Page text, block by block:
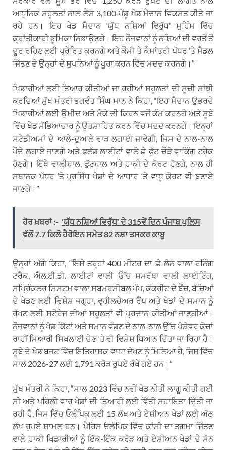
ਆਧੁਨਿਕ ਸਹੂਲਤਾਂ ਨਾਲ ਲੈਸ 3,100 ਪੇਂਡੂ ਖੇਡ ਮੈਦਾਨ ਵਿਕਸਤ ਕੀਤੇ ਜਾ
ਰਹੇ ਹਨ। ਇਹ ਖੇਡ ਮੈਦਾਨ ‘ਯੁੱਧ ਨਸ਼ਿਆਂ ਵਿਰੁੱਧ’ ਮੁਹਿੰਮ ਵਿੱਚ
ਕ੍ਰਾਂਤੀਕਾਰੀ ਭੂਮਿਕਾ ਨਿਭਾਉਣਗੇ। ਇਹ ਨੌਜਵਾਨਾਂ ਨੂੰ ਨਸ਼ਿਆਂ ਦੀ ਵਰਤੋਂ ਤੋਂ
ਦੂਰ ਰਹਿਣ ਲਈ ਪ੍ਰੇਰਿਤ ਕਰਨਗੇ ਅਤੇ ਕੌਮੀ ਤੇ ਕੌਮਾਂਤਰੀ ਪੱਧਰ ‘ਤੇ ਮੈਡਲ
ਜਿੱਤਣ ਦੇ ਉਨ੍ਹਾਂ ਦੇ ਸੁਪਨਿਆਂ ਨੂੰ ਪੂਰਾ ਕਰਨ ਵਿੱਚ ਮਦਦ ਕਰਨਗੇ।”
ਖਿਡਾਰੀਆਂ ਲਈ ਤਿਆਰ ਕੀਤੀਆਂ ਜਾ ਰਹੀਆਂ ਸਹੂਲਤਾਂ ਦੀ ਸੂਚੀ ਸਾਂਝੀ
ਕਰਦਿਆਂ ਮੁੱਖ ਮੰਤਰੀ ਭਗਵੰਤ ਸਿੰਘ ਮਾਨ ਨੇ ਕਿਹਾ, “ਇਹ ਮੈਦਾਨ ਉਭਰਦੇ
ਖਿਡਾਰੀਆਂ ਲਈ ਉਮੀਦ ਅਤੇ ਮੌਕੇ ਦੀ ਕਿਰਨ ਵਜੋਂ ਕੰਮ ਕਰਨਗੇ ਅਤੇ ਸੂਬੇ
ਵਿੱਚ ਖੇਡ ਸੱਭਿਆਚਾਰ ਨੂੰ ਉਤਸ਼ਾਹਿਤ ਕਰਨ ਵਿੱਚ ਮਦਦ ਕਰਨਗੇ। ਇਨ੍ਹਾਂ
ਸਟੇਡੀਅਮਾਂ ਦੇ ਆਲੇ-ਦੁਆਲੇ ਵਾੜ ਲਗਾਈ ਜਾਵੇਗੀ, ਜਿਸ ਦੇ ਨਾਲ-ਨਾਲ
ਪੌਦੇ ਲਗਾਏ ਜਾਣਗੇ ਅਤੇ ਫਲੱਡ ਲਾਈਟਾਂ ਵਾਲੇ ਛੇ ਫੁੱਟ ਚੌੜੇ ਵਾਕਿੰਗ ਟਰੈਕ
ਹੋਣਗੇ। ਇੱਥੇ ਵਾਲੀਬਾਲ, ਫੁੱਟਬਾਲ ਅਤੇ ਹਾਕੀ ਦੇ ਕੋਰਟ ਹੋਣਗੇ, ਨਾਲ ਹੀ
ਸਥਾਨਕ ਪੱਧਰ ‘ਤੇ ਪ੍ਰਸਿੱਧ ਖੇਡਾਂ ਦੇ ਆਧਾਰ ‘ਤੇ ਵਾਧੂ ਕੋਰਟ ਵੀ ਬਣਾਏ
ਜਾਣਗੇ।”
ਹੋਰ ਖ਼ਬਰਾਂ :- 'ਯੁੱਧ ਨਸ਼ਿਆਂ ਵਿਰੁੱਧ’ ਦੇ 315ਵੇਂ ਦਿਨ ਪੰਜਾਬ ਪੁਲਿਸ
ਵੱਲੋਂ 7.7 ਕਿਲੋ ਹੈਰੋਇਨ ਸਮੇਤ 82 ਨਸ਼ਾ ਤਸਕਰ ਕਾਬੂ
ਉਨ੍ਹਾਂ ਅੱਗੇ ਕਿਹਾ, “ਇਸੇ ਤਰ੍ਹਾਂ 400 ਮੀਟਰ ਦਾ ਛੇ-ਲੇਨ ਵਾਲਾ ਰਨਿੰਗ
ਟਰੈਕ, ਐਲ.ਈ.ਡੀ. ਲਾਈਟਾਂ ਵਾਲੀ ਉੱਚ ਸਮਰੱਥਾ ਵਾਲੀ ਲਾਈਟਿੰਗ,
ਸਪ੍ਰਿੰਕਲਰ ਸਿਸਟਮ ਵਾਲਾ ਸਬਮਰਸੀਬਲ ਪੰਪ, ਕੰਕਰੀਟ ਦੇ ਬੈਂਚ, ਬੱਚਿਆਂ
ਦੇ ਖੇਡਣ ਲਈ ਵਿਸ਼ੇਸ਼ ਜਗ੍ਹਾ, ਵ੍ਹੀਲਚੇਅਰ ਰੈਂਪ ਅਤੇ ਖੇਡਾਂ ਦੇ ਸਮਾਨ ਨੂੰ
ਰੱਖਣ ਲਈ ਸਟੋਰੇਜ ਦੀਆਂ ਸਹੂਲਤਾਂ ਵੀ ਪ੍ਰਦਾਨ ਕੀਤੀਆਂ ਜਾਣਗੀਆਂ।
ਨੌਜਵਾਨਾਂ ਨੂੰ ਖੇਡ ਕਿੱਟਾਂ ਅਤੇ ਸਮਾਨ ਵੰਡਣ ਦੇ ਨਾਲ-ਨਾਲ ਉੱਚ ਪੇਸ਼ੇਵਰ ਕੋਚਾਂ
ਰਾਹੀਂ ਮਿਆਰੀ ਸਿਖਲਾਈ ਦੇਣ ‘ਤੇ ਵੀ ਵਿਸ਼ੇਸ਼ ਧਿਆਨ ਦਿੱਤਾ ਜਾ ਰਿਹਾ ਹੈ।
ਸੂਬੇ ਦੇ ਖੇਡ ਬਜਟ ਵਿੱਚ ਇਤਿਹਾਸਕ ਵਾਧਾ ਦੇਖਣ ਨੂੰ ਮਿਲਿਆ ਹੈ, ਜਿਸ ਵਿੱਚ
ਸਾਲ 2026-27 ਲਈ 1,791 ਕਰੋੜ ਰੁਪਏ ਰੱਖੇ ਗਏ ਹਨ।”
ਮੁੱਖ ਮੰਤਰੀ ਨੇ ਕਿਹਾ, “ਸਾਲ 2023 ਵਿੱਚ ਨਵੀਂ ਖੇਡ ਨੀਤੀ ਲਾਗੂ ਕੀਤੀ ਗਈ
ਸੀ ਅਤੇ ਪਹਿਲੀ ਵਾਰ ਖੇਡਾਂ ਦੀ ਤਿਆਰੀ ਲਈ ਵਿੱਤੀ ਸਹਾਇਤਾ ਦਿੱਤੀ ਜਾ
ਰਹੀ ਹੈ, ਜਿਸ ਵਿੱਚ ਓਲੰਪਿਕ ਲਈ 15 ਲੱਖ ਅਤੇ ਏਸ਼ੀਅਨ ਖੇਡਾਂ ਲਈ ਅੱਠ
ਲੱਖ ਰੁਪਏ ਸ਼ਾਮਲ ਹਨ। ਪੈਰਿਸ ਓਲੰਪਿਕ ਵਿੱਚ ਕਾਂਸੀ ਦਾ ਤਗਮਾ ਜਿੱਤਣ
ਵਾਲੇ ਹਾਕੀ ਖਿਡਾਰੀਆਂ ਨੂੰ ਇੱਕ-ਇੱਕ ਕਰੋੜ ਅਤੇ ਏਸ਼ੀਅਨ ਖੇਡਾਂ ਦੇ ਸੋਨ